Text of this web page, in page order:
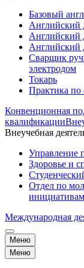
Базовый
Английский
Английский
Английский
Cварщик
электродом
Токарь
Практика по
Конвенционная
квалификации
Внеучебная
Управление
Здоровье и
Отдел по
Международная
Меню
Меню